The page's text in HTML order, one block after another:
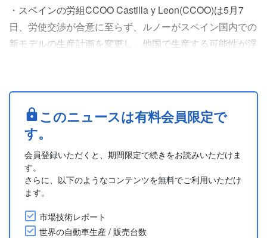
・スペインの労組CCOO Castilla y Leon(CCOO)は5月7
日、労使交渉が合意に至らず、ルノーがスペイン国内での
新モデルの生産計画を変更し、他国で生産する可能性が浮
場で予定されていた電気自動車(EV)およびハイブリッド車
(HV)の新モデル3車種が影響を受ける一方、既存のHV 2車
種はバリャドリッド(Valladolid)工場での生産....
このニュースは有料会員限定で
す。
会員登録いただくと、期間限定で続きをお読みいただけま
す。
さらに、以下のようなコンテンツを無料でご利用いただけ
ます。
市場技術レポート
世界の自動車生産 / 販売台数